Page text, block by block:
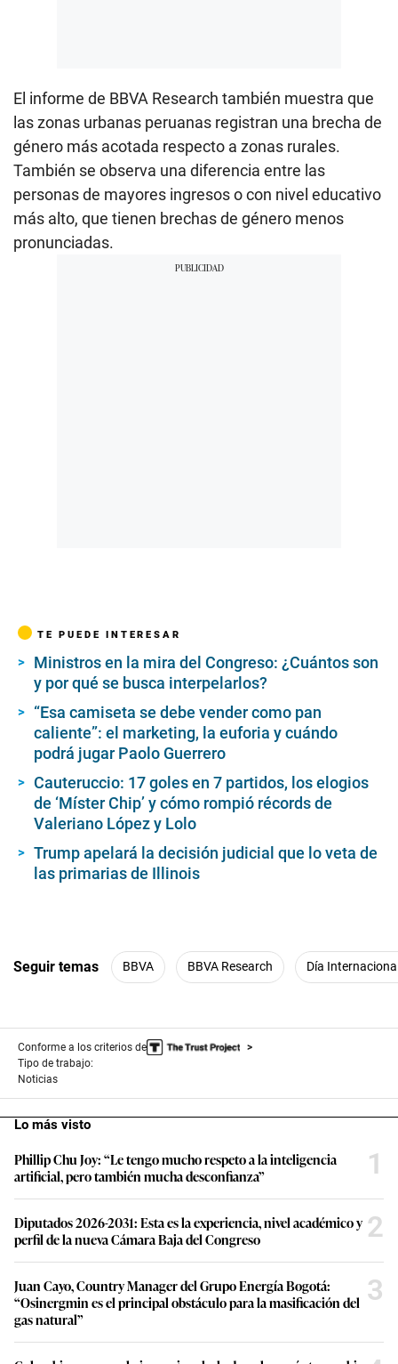
El informe de BBVA Research también muestra que
las zonas urbanas peruanas registran una brecha de
género más acotada respecto a zonas rurales.
También se observa una diferencia entre las
personas de mayores ingresos o con nivel educativo
más alto, que tienen brechas de género menos
pronunciadas.
TE PUEDE INTERESAR
Ministros en la mira del Congreso: ¿Cuántos son
y por qué se busca interpelarlos?
“Esa camiseta se debe vender como pan
caliente”: el marketing, la euforia y cuándo
podrá jugar Paolo Guerrero
Cauteruccio: 17 goles en 7 partidos, los elogios
de ‘Míster Chip’ y cómo rompió récords de
Valeriano López y Lolo
Trump apelará la decisión judicial que lo veta de
las primarias de Illinois
Seguir temas BBVA BBVA Research Día
Conforme a los criterios de
Tipo de trabajo:
Noticias
Lo más visto
Phillip Chu Joy: “Le tengo mucho respeto a la inteligencia
artificial, pero también mucha desconfianza”
1
Diputados 2026-2031: Esta es la experiencia, nivel académico y
perfil de la nueva Cámara Baja del Congreso
2
Juan Cayo, Country Manager del Grupo Energía Bogotá:
“Osinergmin es el principal obstáculo para la masificación del
gas natural”
3